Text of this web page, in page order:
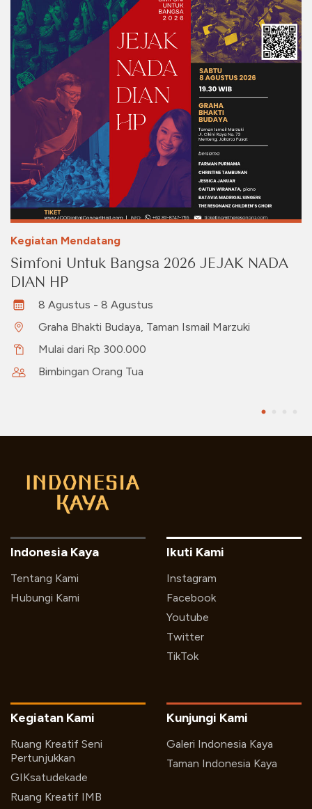
Kegiatan Mendatang
Simfoni Untuk Bangsa 2026 JEJAK NADA
DIAN HP
8 Agustus - 8 Agustus
Graha Bhakti Budaya, Taman Ismail Marzuki
Mulai dari Rp 300.000
Bimbingan Orang Tua
Indonesia Kaya
Tentang Kami
Hubungi Kami
Ikuti Kami
Instagram
Facebook
Youtube
Twitter
TikTok
Kegiatan Kami
Ruang Kreatif Seni
Pertunjukkan
GIKsatudekade
Ruang Kreatif IMB
Kunjungi Kami
Galeri Indonesia Kaya
Taman Indonesia Kaya